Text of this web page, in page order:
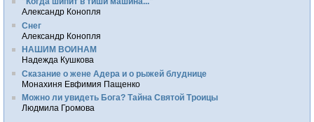
Александр Конопля
Снег
Александр Конопля
НАШИМ ВОИНАМ
Надежда Кушкова
Сказание о жене Адера и о рыжей блуднице
Монахиня Евфимия Пащенко
Можно ли увидеть Бога? Тайна Святой Троицы
Людмила Громова